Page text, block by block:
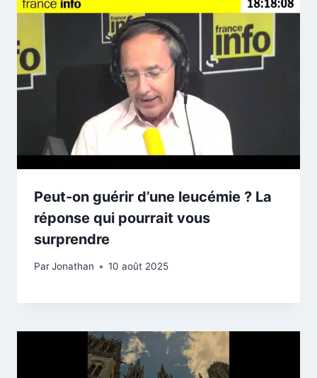
Peut-on guérir d’une leucémie ? La
réponse qui pourrait vous
surprendre
ParJonathan 10 août 2025